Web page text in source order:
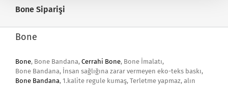
Bone Siparişi
Bone
Bone, Bone Bandana, Cerrahi Bone, Bone İmalatı,
Bone Bandana, İnsan sağlığına zarar vermeyen eko-teks baskı,
Bone Bandana, 1.kalite regule kumaş, Terletme yapmaz, alın